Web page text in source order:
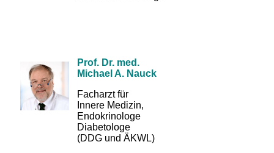
Prof. Dr. med.
Michael A. Nauck
Facharzt für
Innere Medizin,
Endokrinologe
Diabetologe
(DDG und ÄKWL)